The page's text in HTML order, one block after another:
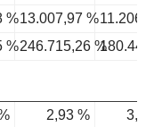
%13.007,97 %
%246.715,26 %
2,93 %